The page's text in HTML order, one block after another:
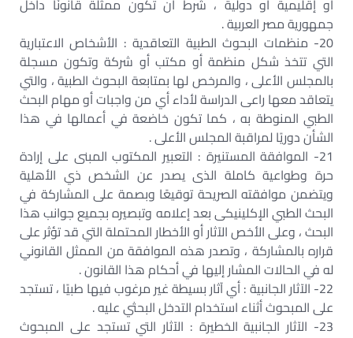
أو إقليمية أو دولية ، شرط أن تكون ممثلة قانونًا داخل
جمهورية مصر العربية .
20- منظمات البحوث الطبية التعاقدية : الأشخاص الاعتبارية
التي تتخذ شكل منظمة أو مكتب أو شركة وتكون مسجلة
بالمجلس الأعلى ، والمرخص لها بمتابعة البحوث الطبية ، والتي
يتعاقد معها راعى الدراسة لأداء أي من واجبات أو مهام البحث
الطبي المنوطة به ، كما تكون خاضعة في أعمالها في هذا
الشأن دوريًا لمراقبة المجلس الأعلى .
21- الموافقة المستنيرة : التعبير المكتوب المبنى على إرادة
حرة وطواعية كاملة الذى يصدر عن الشخص ذي الأهلية
ويتضمن موافقته الصريحة توقيعًا وبصمة على المشاركة في
البحث الطبي الإكلينيكى بعد إعلامه وتبصيره بجميع جوانب هذا
البحث ، وعلى الأخص الآثار أو الأخطار المحتملة التي قد تؤثر على
قراره بالمشاركة ، وتصدر هذه الموافقة من الممثل القانوني
له في الحالات المشار إليها في أحكام هذا القانون .
22- الآثار الجانبية : أي آثار بسيطة غير مرغوب فيها طبيًا ، تستجد
على المبحوث أثناء استخدام التدخل البحثي عليه .
23- الآثار الجانبية الخطيرة : الآثار التي تستجد على المبحوث